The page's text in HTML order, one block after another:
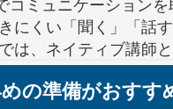
にくい「聞く」「話
は、ネイティブ講師
の準備がおすす